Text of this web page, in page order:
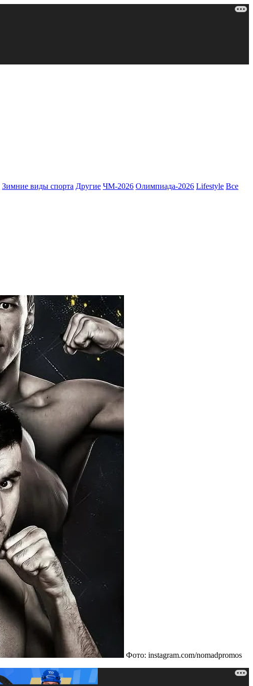
Зимние виды спорта Другие ЧМ-2026 Олимпиада-2026 Lifestyle Все
Фото: instagram.com/nomadpromos